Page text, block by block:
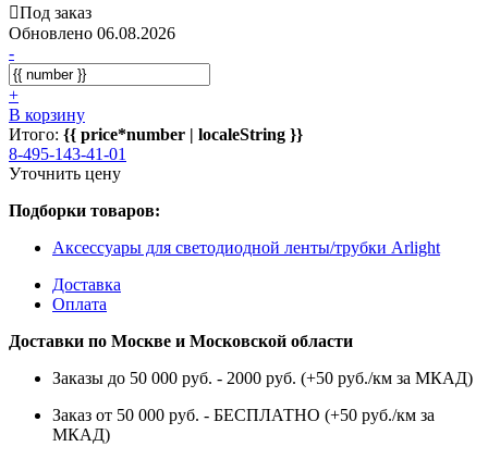
Под заказ
Обновлено 06.08.2026
-
+
В корзину
Итого: {{ price*number | localeString }}
8-495-143-41-01
Уточнить цену
Подборки товаров:
Аксессуары для светодиодной ленты/трубки Arlight
Доставка
Оплата
Доставки по Москве и Московской области
Заказы до 50 000 руб. - 2000 руб. (+50 руб./км за МКАД)
Заказ от 50 000 руб. - БЕСПЛАТНО (+50 руб./км за
МКАД)